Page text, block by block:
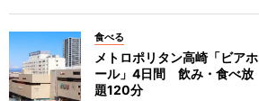
食べる
メトロポリタン高崎「ビアホ
ール」4日間 飲み・食べ放
題120分